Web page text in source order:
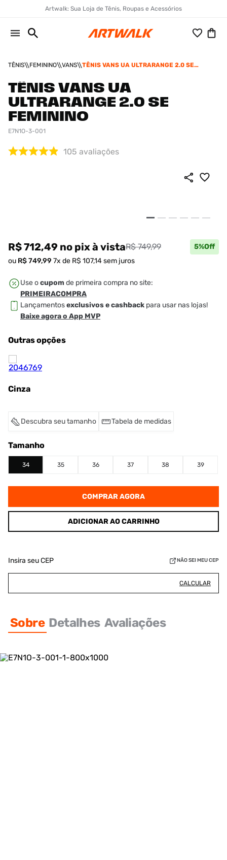
Artwalk: Sua Loja de Tênis, Roupas e Acessórios
TÊNIS FEMININO VANS
TÊNIS VANS UA ULTRARANGE 2.0 SE
TÊNIS VANS UA
ULTRARANGE 2.0 SE
FEMININO
E7N1O-3-001
105 avaliações
R$ 712,49 no pixà vistaR$ 749,99 5%Off
ou R$749,99 7x de R$ 107,14sem juros
Use ocupom de primeira compra no site:
PRIMEIRACOMPRA
Lançamentosexclusivos e cashback para usar nas lojas!
Baixe agora o App MVP
Outras opções
Cinza
Descubra seu tamanho Tabela de medidas
Tamanho
34 35 36 37 38 39
COMPRAR AGORA
ADICIONAR AO CARRINHO
Insira seu CEP NÃO SEI MEU CEP
CALCULAR
Sobre Detalhes Avaliações